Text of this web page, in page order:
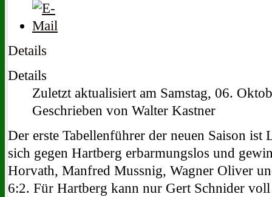
Details
Details
Zuletzt aktualisiert am Samstag, 06.
Geschrieben von Walter Kastner
Der erste Tabellenführer der neuen Saison ist
sich gegen Hartberg erbarmungslos und
Horvath, Manfred Mussnig, Wagner Oliver
6:2. Für Hartberg kann nur Gert Schnider